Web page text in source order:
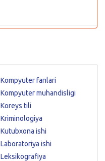
Kompyuter fanlari
Kompyuter muhandisligi
Koreys tili
Kriminologiya
Kutubxona ishi
Laboratoriya ishi
Leksikografiya